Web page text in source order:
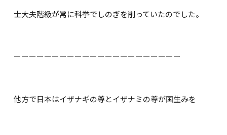
士大夫階級が常に科挙でしのぎを削っていたのでした。
ーーーーーーーーーーーーーーーーーーーーーー
他方で日本はイザナギの尊とイザナミの尊が国生みを